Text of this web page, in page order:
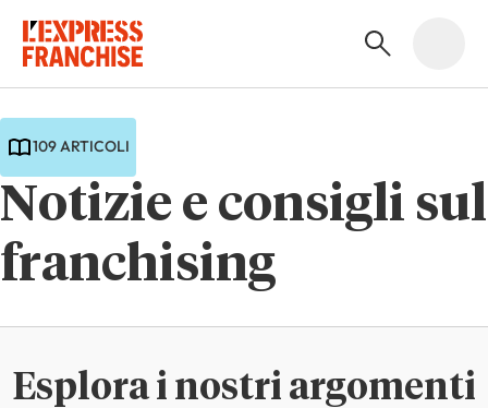
Notizie e consigli sul
franchising
109 ARTICOLI
Esplora i nostri argomenti